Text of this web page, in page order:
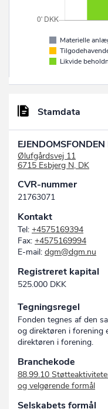
Materielle
Likvide
Stamdata
Ølufgårdsvej 11
6715 Esbjerg N, DK
CVR-nummer
21763071
Kontakt
Tel: +4575169394
Fax: +4575169994
E-mail: dgm@dgm.nu
Registreret kapital
525.000 DKK
Tegningsregel
Fonden tegnes af den
og direktøren i forening
direktøren i forening.
Branchekode
88.99.10
og velgørende formål
Selskabets formål